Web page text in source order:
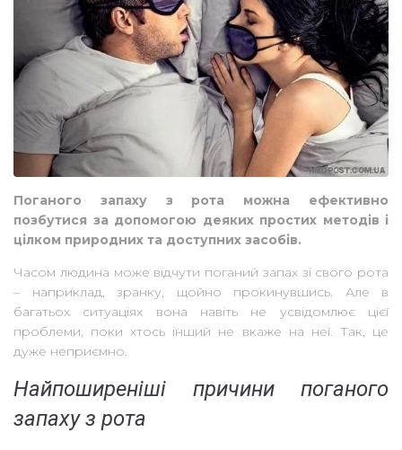
Поганого запаху з рота можна ефективно
позбутися за допомогою деяких простих методів і
цілком природних та доступних засобів.
Часом людина може відчути поганий запах зі свого рота
– наприклад, зранку, щойно прокинувшись. Але в
багатьох ситуаціях вона навіть не усвідомлює цієї
проблеми, поки хтось інший не вкаже на неї. Так, це
дуже неприємно.
Найпоширеніші причини поганого
запаху з рота